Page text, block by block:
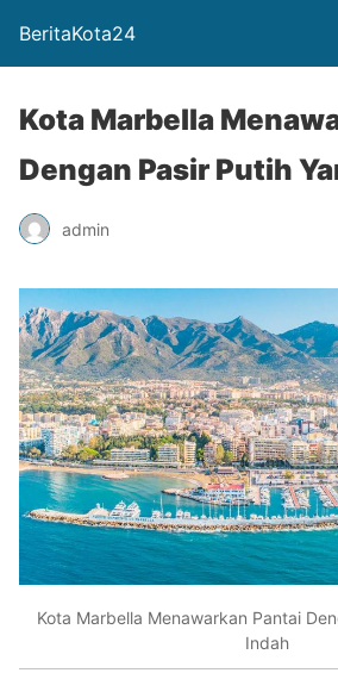
BeritaKota24
Kota Marbella
Dengan Pasir Putih
admin
Kota Marbella Menawarkan Pantai
Indah